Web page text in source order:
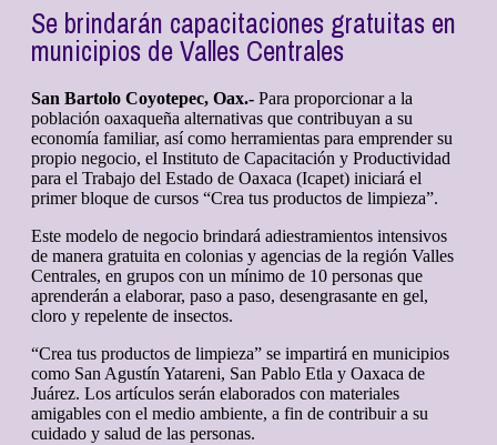
Se brindarán capacitaciones gratuitas en
municipios de Valles Centrales
San Bartolo Coyotepec, Oax.- Para proporcionar a la
población oaxaqueña alternativas que contribuyan a su
economía familiar, así como herramientas para emprender su
propio negocio, el Instituto de Capacitación y Productividad
para el Trabajo del Estado de Oaxaca (Icapet) iniciará el
primer bloque de cursos “Crea tus productos de limpieza”.
Este modelo de negocio brindará adiestramientos intensivos
de manera gratuita en colonias y agencias de la región Valles
Centrales, en grupos con un mínimo de 10 personas que
aprenderán a elaborar, paso a paso, desengrasante en gel,
cloro y repelente de insectos.
“Crea tus productos de limpieza” se impartirá en municipios
como San Agustín Yatareni, San Pablo Etla y Oaxaca de
Juárez. Los artículos serán elaborados con materiales
amigables con el medio ambiente, a fin de contribuir a su
cuidado y salud de las personas.